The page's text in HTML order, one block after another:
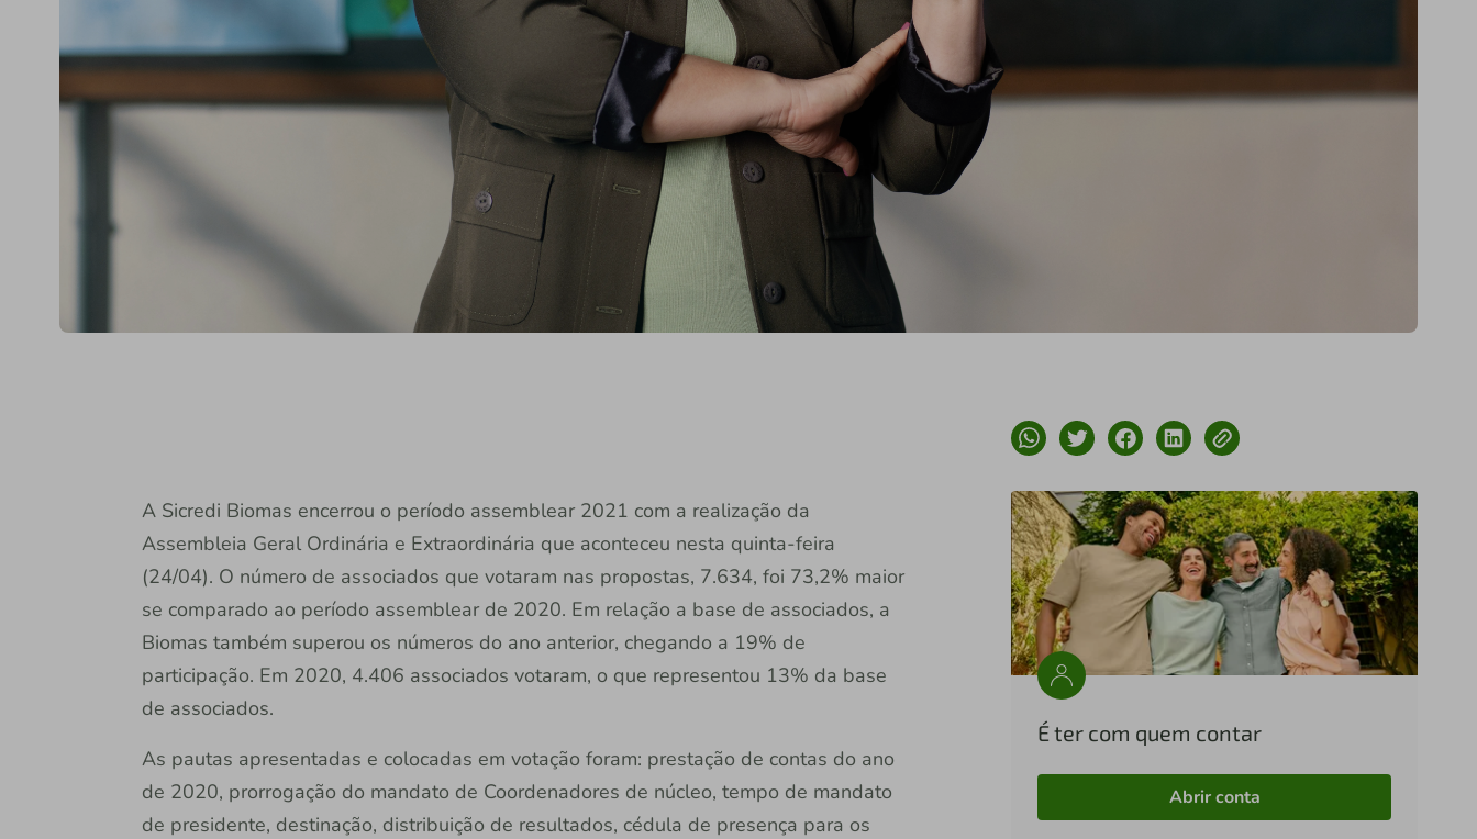
A Sicredi Biomas encerrou o período assemblear 2021 com a realização da
Assembleia Geral Ordinária e Extraordinária que aconteceu nesta quinta-feira
(24/04). O número de associados que votaram nas propostas, 7.634, foi 73,2% maior
se comparado ao período assemblear de 2020. Em relação a base de associados, a
Biomas também superou os números do ano anterior, chegando a 19% de
participação. Em 2020, 4.406 associados votaram, o que representou 13% da base
de associados.
As pautas apresentadas e colocadas em votação foram: prestação de contas do ano
de 2020, prorrogação do mandato de Coordenadores de núcleo, tempo de mandato
de presidente, destinação, distribuição de resultados, cédula de presença para os
É ter com quem contar
Abrir conta